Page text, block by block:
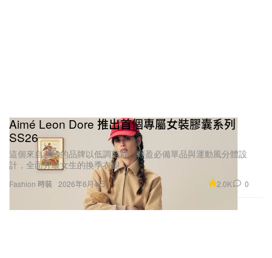
Fashion 時裝
Aimé Leon Dore 推出首個專屬女裝膠囊系列
SS26
這個來自紐約的品牌以低調剪裁、輕盈必備單品與運動風分體設
計，全面升級女生的換季衣櫥。
2026年6月4日 2.0K 0